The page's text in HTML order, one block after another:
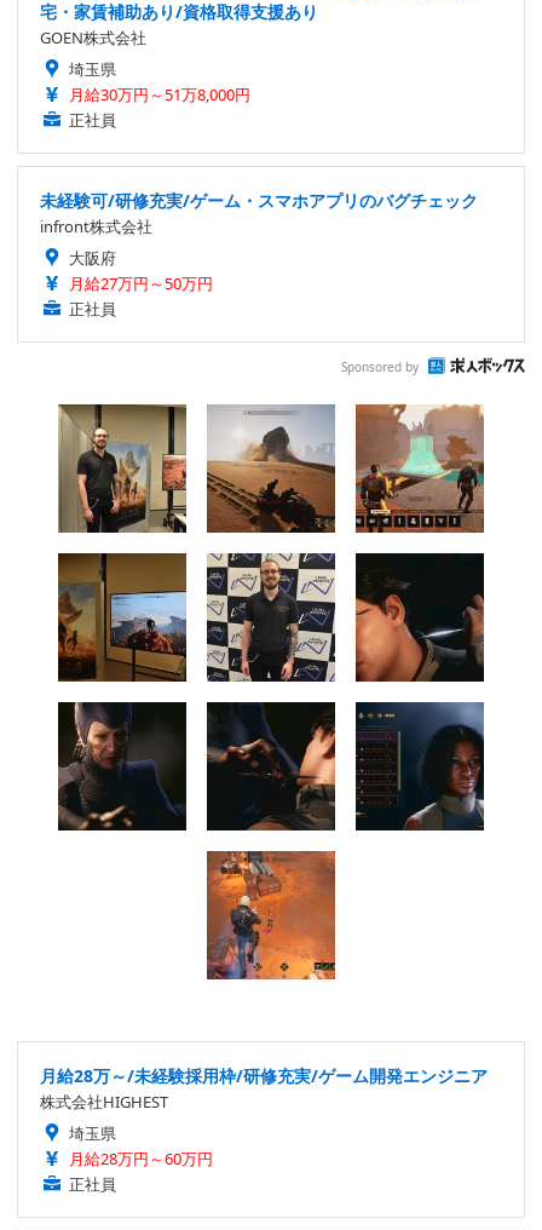
宅・家賃補助あり/資格取得支援あり
GOEN株式会社
埼玉県
月給30万円～51万8,000円
正社員
未経験可/研修充実/ゲーム・スマホアプリのバグチェック
infront株式会社
大阪府
月給27万円～50万円
正社員
Sponsored by
月給28万～/未経験採用枠/研修充実/ゲーム開発エンジニア
株式会社HIGHEST
埼玉県
月給28万円～60万円
正社員